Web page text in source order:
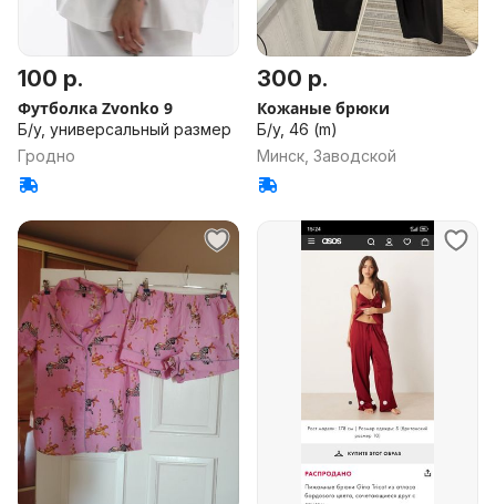
100 р.
Футболка Zvonko 9
Б/у, универсальный размер
Гродно
300 р.
Кожаные брюки
Б/у, 46 (m)
Минск, Заводской